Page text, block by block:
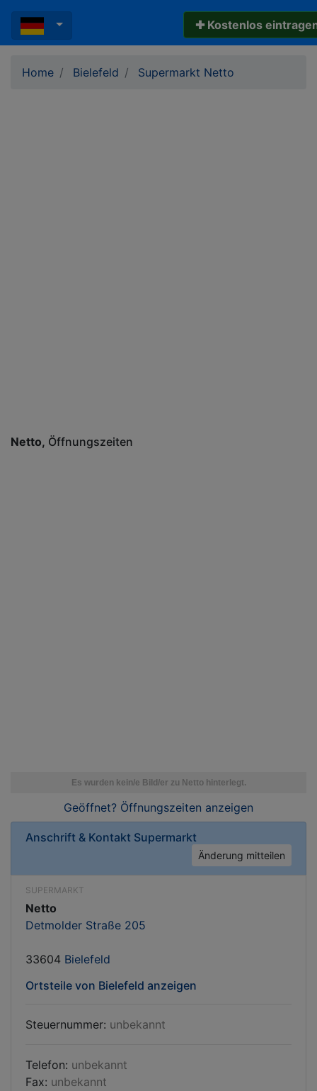
✚ Kostenlos
Home Bielefeld Supermarkt Netto
Netto Öffnungszeiten
Geöffnet? Öffnungszeiten anzeigen
Anschrift & Kontakt Supermarkt
Änderung mitteilen
SUPERMARKT
Netto
Detmolder Straße 205
33604 Bielefeld
Ortsteile von Bielefeld anzeigen
Steuernummer: unbekannt
Telefon: unbekannt
Fax: unbekannt